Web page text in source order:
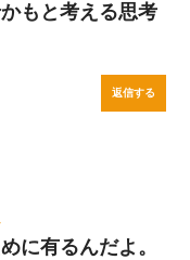
もと考える思考
返信する
に有るんだよ。